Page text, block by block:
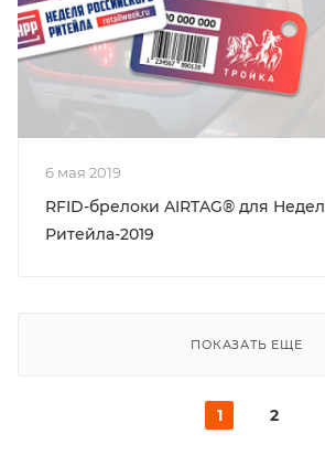
6 мая 2019
RFID-брелоки AIRTAG® для
Ритейла-2019
ПОКАЗАТЬ ЕЩЕ
1 2